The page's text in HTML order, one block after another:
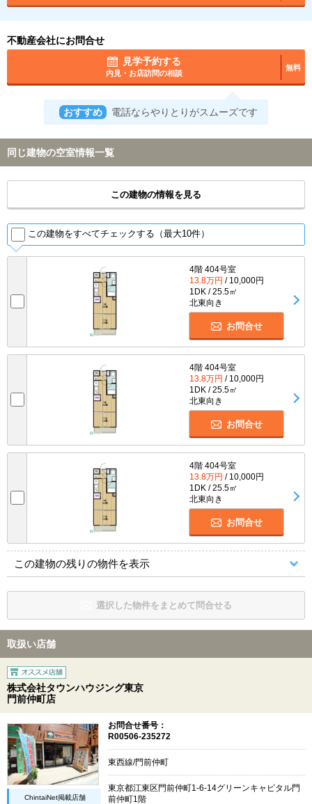
不動産会社にお問合せ
見学予約する
内見・お店訪問の相談
無料
おすすめ 電話ならやりとりがスムーズです
同じ建物の空室情報一覧
この建物の情報を見る
この建物をすべてチェックする（最大10件）
4階 404号室
13.8万円 / 10,000円
1DK / 25.5㎡
北東向き
お問合せ
4階 404号室
13.8万円 / 10,000円
1DK / 25.5㎡
北東向き
お問合せ
4階 404号室
13.8万円 / 10,000円
1DK / 25.5㎡
北東向き
お問合せ
この建物の残りの物件を表示
選択した物件をまとめて問合せる
取扱い店舗
株式会社タウンハウジング東京
門前仲町店
ChintaiNet掲載店舗
お問合せ番号：
R00506-235272
東西線/門前仲町
東京都江東区門前仲町1-6-14グリーンキャピタル門
前仲町1階